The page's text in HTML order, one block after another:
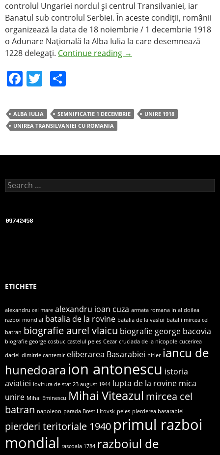
controlul Ungariei nordul şi centrul Transilvaniei, iar
Banatul sub controlul Serbiei. În aceste condiţii, românii
organizează la data de 18 noiembrie / 1 decembrie 1918
o Adunare Naţională la Alba Iulia la care desemnează
1228 delegaţi. Continue reading →
F
c
e
o
k
T
itt
er
ar
e
ALBA IULIA SEMNIFICATIE 1 DECEMBRIE
UNIRE 1918
UNIREA TRANSILVANIEI CU ROMANIA
Search for:
ETICHETE
alexandru cel mare alexandru ioan cuza armata romana in al doilea
razboi mondial batalia de la rovine batalia de la vaslui batalii mircea cel
batran biografie aurel vlaicu biografie george bacovia
biografie george cosbuc castelul peles Cezar cruciada de la nicopole cucerirea
daciei dimitrie cantemir eliberarea Basarabiei hitler iancu de
hunedoara ion antonescu istoria
aviatiei lovitura de stat 23 august 1944 lupta de la rovine mica
unire Mihai Eminescu Mihai Viteazul mircea cel
batran napoleon parada Brest Litovsk peles pierderea basarabiei
pierderi teritoriale 1940 primul razboi
mondial rascoala 1784 razboiul de